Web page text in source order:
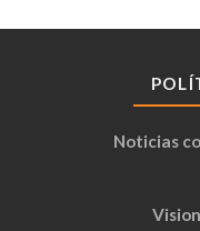
Noticias